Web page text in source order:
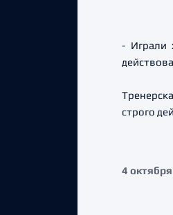
- Играли
строго
4